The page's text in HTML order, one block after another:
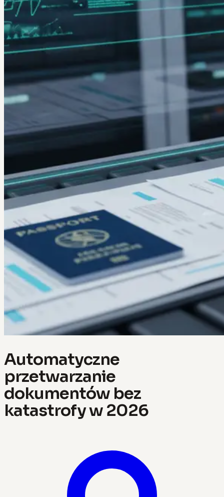
Automatyczne
przetwarzanie
dokumentów bez
katastrofy w 2026